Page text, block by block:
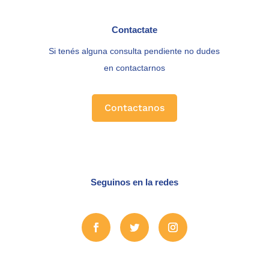
Contactate
Si tenés alguna consulta pendiente no dudes
en contactarnos
Contactanos
Seguinos en la redes